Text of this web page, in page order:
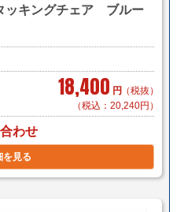
キングチェア ブルー
18,400 円 （税抜）
（税込：20,240円）
わせ
を見る